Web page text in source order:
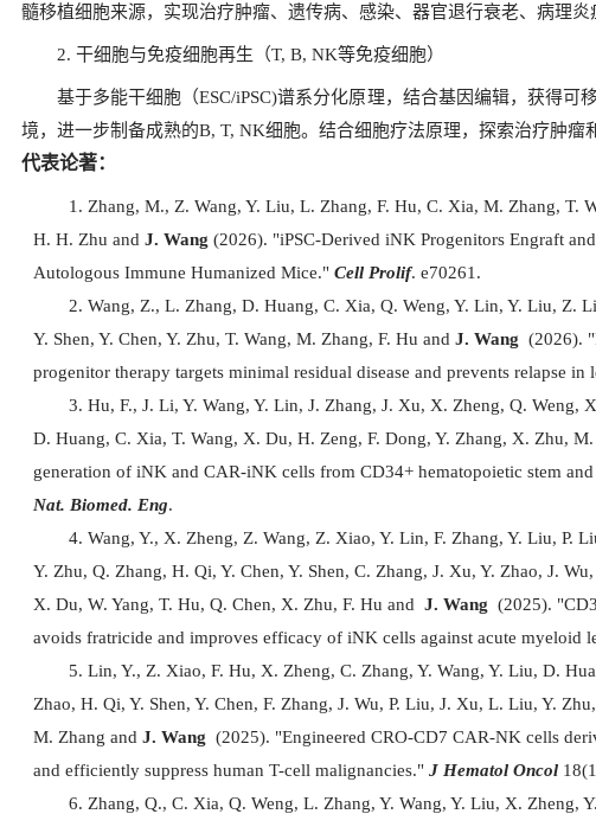
髓移植细胞来源，实现治疗肿瘤、遗传病、感染、器官退行衰老、病理炎
2. 干细胞与免疫细胞再生（T, B, NK等免疫细胞）
基于多能干细胞（ESC/iPSC)谱系分化原理，结合基因编辑，获得
境，进一步制备成熟的B, T, NK细胞。结合细胞疗法原理，探索治疗肿瘤
代表论著：
Zhang, M., Z. Wang, Y. Liu, L. Zhang, F. Hu, C. Xia, M. Zhang, T.
H. H. Zhu and J. Wang (2026). "iPSC‐Derived iNK Progenitors Engraft
Autologous Immune Humanized Mice." Cell Prolif. e70261.
Wang, Z., L. Zhang, D. Huang, C. Xia, Q. Weng, Y. Lin, Y. Liu, Z.
Y. Shen, Y. Chen, Y. Zhu, T. Wang, M. Zhang, F. Hu and J. Wang (2026).
progenitor therapy targets minimal residual disease and prevents relapse in
Hu, F., J. Li, Y. Wang, Y. Lin, J. Zhang, J. Xu, X. Zheng, Q. Weng,
D. Huang, C. Xia, T. Wang, X. Du, H. Zeng, F. Dong, Y. Zhang, X. Zhu, M.
generation of iNK and CAR-iNK cells from CD34+ hematopoietic stem
Nat. Biomed. Eng.
Wang, Y., X. Zheng, Z. Wang, Z. Xiao, Y. Lin, F. Zhang, Y. Liu, P.
Y. Zhu, Q. Zhang, H. Qi, Y. Chen, Y. Shen, C. Zhang, J. Xu, Y. Zhao, J.
X. Du, W. Yang, T. Hu, Q. Chen, X. Zhu, F. Hu and J. Wang (2025).
avoids fratricide and improves efficacy of iNK cells against acute myeloid
Lin, Y., Z. Xiao, F. Hu, X. Zheng, C. Zhang, Y. Wang, Y. Liu, D.
Zhao, H. Qi, Y. Shen, Y. Chen, F. Zhang, J. Wu, P. Liu, J. Xu, L. Liu, Y.
M. Zhang and J. Wang (2025). "Engineered CRO-CD7 CAR-NK cells
and efficiently suppress human T-cell malignancies." J Hematol Oncol
Zhang, Q., C. Xia, Q. Weng, L. Zhang, Y. Wang, Y. Liu, X. Zheng,